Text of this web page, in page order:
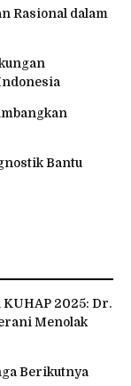
Rasional dalam
Bantu
2025: Dr.
Menolak
Berikutnya